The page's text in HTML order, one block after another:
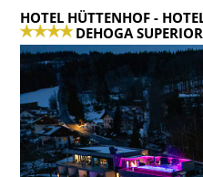
HOTEL HÜTTENHOF-
DEHOGA SUPERIOR